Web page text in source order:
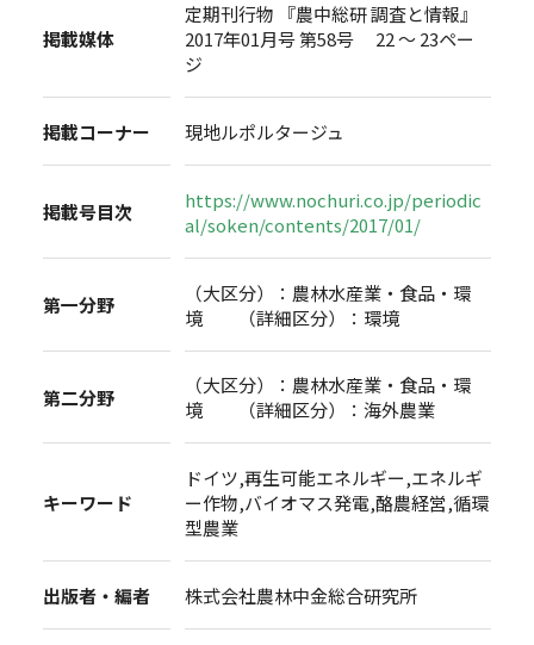
掲載媒体
定期刊行物 『農中総研 調査と情報』
2017年01月号 第58号 22 ～ 23ペー
ジ
掲載コーナー 現地ルポルタージュ
掲載号目次
https://www.nochuri.co.jp/periodic
al/soken/contents/2017/01/
第一分野
（大区分）：農林水産業・食品・環
境 （詳細区分）：環境
第二分野
（大区分）：農林水産業・食品・環
境 （詳細区分）：海外農業
キーワード
ドイツ,再生可能エネルギー,エネルギ
ー作物,バイオマス発電,酪農経営,循環
型農業
出版者・編者 株式会社農林中金総合研究所